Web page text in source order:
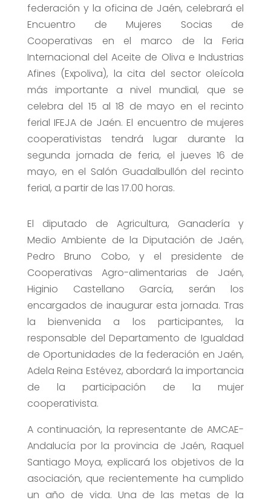
federación y la oficina de Jaén, celebrará el
Encuentro de Mujeres Socias de
Cooperativas en el marco de la Feria
Internacional del Aceite de Oliva e Industrias
Afines (Expoliva), la cita del sector oleícola
más importante a nivel mundial, que se
celebra del 15 al 18 de mayo en el recinto
ferial IFEJA de Jaén. El encuentro de mujeres
cooperativistas tendrá lugar durante la
segunda jornada de feria, el jueves 16 de
mayo, en el Salón Guadalbullón del recinto
ferial, a partir de las 17.00 horas.
El diputado de Agricultura, Ganadería y
Medio Ambiente de la Diputación de Jaén,
Pedro Bruno Cobo, y el presidente de
Cooperativas Agro-alimentarias de Jaén,
Higinio Castellano García, serán los
encargados de inaugurar esta jornada. Tras
la bienvenida a los participantes, la
responsable del Departamento de Igualdad
de Oportunidades de la federación en Jaén,
Adela Reina Estévez, abordará la importancia
de la participación de la mujer
cooperativista.
A continuación, la representante de AMCAE-
Andalucía por la provincia de Jaén, Raquel
Santiago Moya, explicará los objetivos de la
asociación, que recientemente ha cumplido
un año de vida. Una de las metas de la